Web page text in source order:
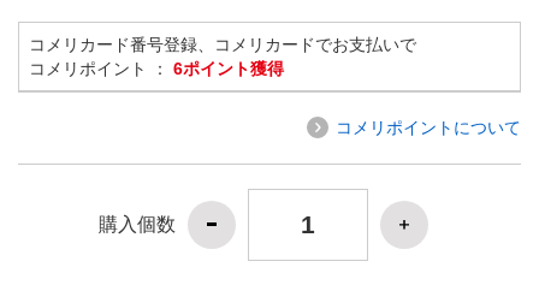
コメリカード番号登録、コメリカードでお支払いで
コメリポイント ： 6ポイント獲得
コメリポイントについて
購入個数